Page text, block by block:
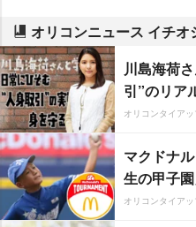
オリコンニュース イチオ
川島海荷
引”のリア
オリコンタイア
マクドナ
生の甲子園
オリコンタイア